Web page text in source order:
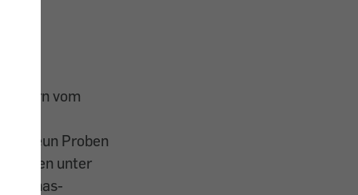
vom
neun Proben
unter
Ananas-